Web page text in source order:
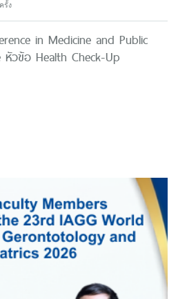
รั้ง
in Medicine and Public
หัวข้อ Health Check-Up